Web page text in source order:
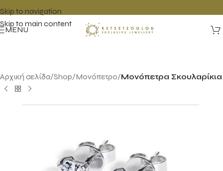
Skip to navigation
Skip to main content
MENU
Αρχική σελίδα Shop Μονόπετρο Μονόπετρα Σκουλαρίκια